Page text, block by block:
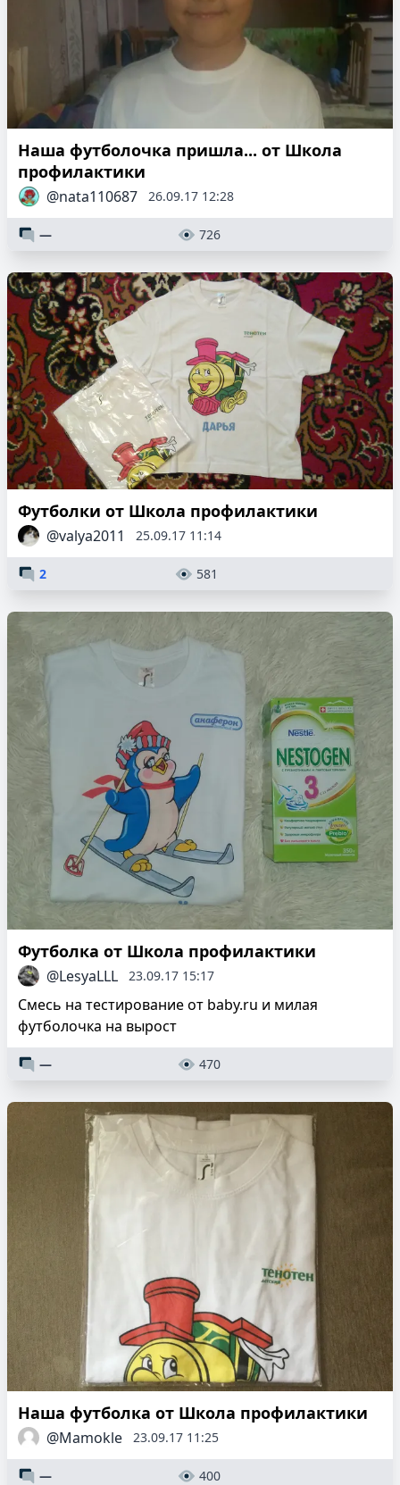
Наша футболочка пришла... от Школа
профилактики
@nata110687 26.09.17 12:28
— 726
Футболки от Школа профилактики
@valya2011 25.09.17 11:14
2 581
Футболка от Школа профилактики
@LesyaLLL 23.09.17 15:17
Смесь на тестирование от baby.ru и милая
футболочка на вырост
— 470
Наша футболка от Школа профилактики
@Mamokle 23.09.17 11:25
— 400